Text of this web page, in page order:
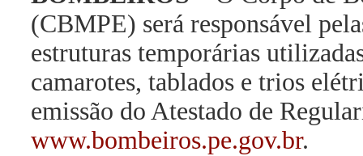
(CBMPE) será responsável
estruturas temporárias
camarotes, tablados e trios
emissão do Atestado de
www.bombeiros.pe.gov.br.